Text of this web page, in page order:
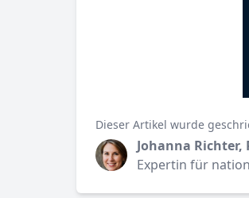
Dieser Artikel wurde
Johanna
Expertin für